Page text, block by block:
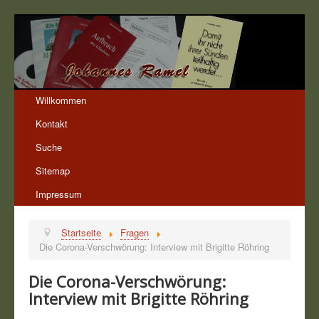
Willkommen
Kontakt
Suche
Sitemap
Impressum
Startseite
Fragen
Die Corona-Verschwörung: Interview mit Brigitte Röhring
Die Corona-Verschwörung:
Interview mit Brigitte Röhring